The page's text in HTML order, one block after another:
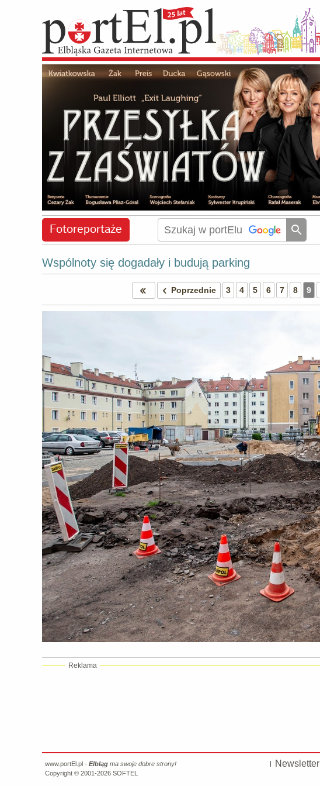
Fotoreportaże
Wspólnoty się dogadały i budują parking
Poprzednie 3 4 5 6 7 8 9
Reklama
Newsletter
www.portEl.pl - Elbląg ma swoje dobre strony!
Copyright © 2001-2026 SOFTEL